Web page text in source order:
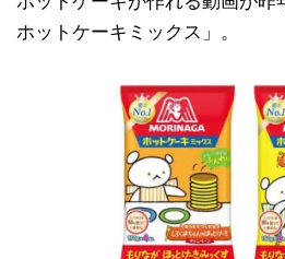
ホットケーキミックス」。